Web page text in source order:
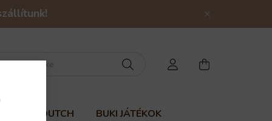
LITTLE DUTCH
BUKI JÁTÉKOK